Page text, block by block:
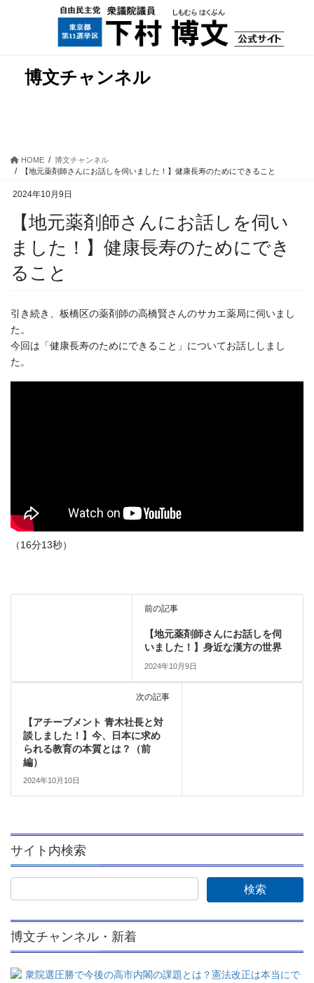
博文チャンネル
HOME
博文チャンネル
【地元薬剤師さんにお話しを伺いました！】健康長寿のためにできること
2024年10月9日
【地元薬剤師さんにお話しを伺い
ました！】健康長寿のためにでき
ること
引き続き、板橋区の薬剤師の高橋賢さんのサカエ薬局に伺いまし
た。
今回は「健康長寿のためにできること」についてお話ししまし
た。
（16分13秒）
前の記事
【地元薬剤師さんにお話しを伺
いました！】身近な漢方の世界
2024年10月9日
次の記事
【アチーブメント 青木社長と対
談しました！】今、日本に求め
られる教育の本質とは？（前
編）
2024年10月10日
サイト内検索
博文チャンネル・新着